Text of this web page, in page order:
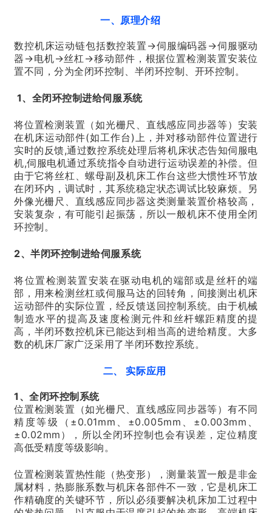
一、原理介绍
数控机床运动链包括数控装置→伺服编码器→伺服驱动
器→电机→丝杠→移动部件，根据位置检测装置安装位
置不同，分为全闭环控制、半闭环控制、开环控制。
1、全闭环控制进给伺服系统
将位置检测装置（如光栅尺、直线感应同步器等）安装
在机床运动部件(如工作台)上，并对移动部件位置进行
实时的反馈,通过数控系统处理后将机床状态告知伺服电
机,伺服电机通过系统指令自动进行运动误差的补偿。但
由于它将丝杠、螺母副及机床工作台这些大惯性环节放
在闭环内，调试时，其系统稳定状态调试比较麻烦。另
外像光栅尺、直线感应同步器这类测量装置价格较高，
安装复杂，有可能引起振荡，所以一般机床不使用全闭
环控制。
2、半闭环控制进给伺服系统
将位置检测装置安装在驱动电机的端部或是丝杆的端
部，用来检测丝杠或伺服马达的回转角，间接测出机床
运动部件的实际位置，经反馈送回控制系统。由于机械
制造水平的提高及速度检测元件和丝杆螺距精度的提
高，半闭环数控机床已能达到相当高的进给精度。大多
数的机床厂家广泛采用了半闭环数控系统。
二、 实际应用
1、全闭环控制系统
位置检测装置（如光栅尺、直线感应同步器等）有不同
精度等级（±0.01mm、±0.005mm、±0.003mm、
±0.02mm），所以全闭环控制也会有误差，定位精度
高低受精度等级影响。
位置检测装置热性能（热变形），测量装置一般是非金
属材料，热膨胀系数与机床各部件不一致，它是机床工
作精确度的关键环节，所以必须要解决机床加工过程中